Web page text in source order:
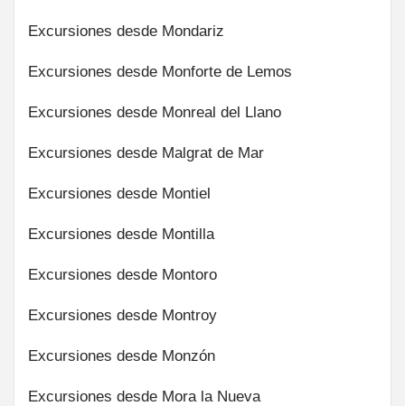
Excursiones desde Mondariz
Excursiones desde Monforte de Lemos
Excursiones desde Monreal del Llano
Excursiones desde Malgrat de Mar
Excursiones desde Montiel
Excursiones desde Montilla
Excursiones desde Montoro
Excursiones desde Montroy
Excursiones desde Monzón
Excursiones desde Mora la Nueva